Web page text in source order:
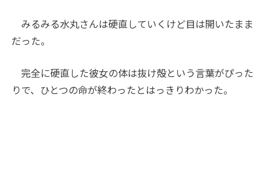
みるみる水丸さんは硬直していくけど目は開いたまま
だった。
完全に硬直した彼女の体は抜け殻という言葉がぴった
りで、ひとつの命が終わったとはっきりわかった。